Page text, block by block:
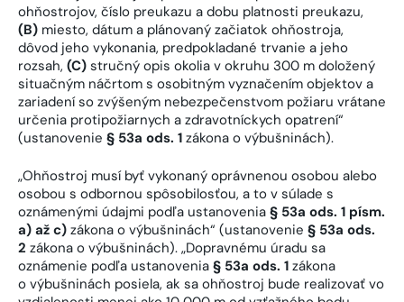
ohňostrojov, číslo preukazu a dobu platnosti preukazu,
(B) miesto, dátum a plánovaný začiatok ohňostroja,
dôvod jeho vykonania, predpokladané trvanie a jeho
rozsah, (C) stručný opis okolia v okruhu 300 m doložený
situačným náčrtom s osobitným vyznačením objektov a
zariadení so zvýšeným nebezpečenstvom požiaru vrátane
určenia protipožiarnych a zdravotníckych opatrení“
(ustanovenie § 53a ods. 1 zákona o výbušninách).
„Ohňostroj musí byť vykonaný oprávnenou osobou alebo
osobou s odbornou spôsobilosťou, a to v súlade s
oznámenými údajmi podľa ustanovenia § 53a ods. 1 písm.
a) až c) zákona o výbušninách“ (ustanovenie § 53a ods.
2 zákona o výbušninách). „Dopravnému úradu sa
oznámenie podľa ustanovenia § 53a ods. 1 zákona
o výbušninách posiela, ak sa ohňostroj bude realizovať vo